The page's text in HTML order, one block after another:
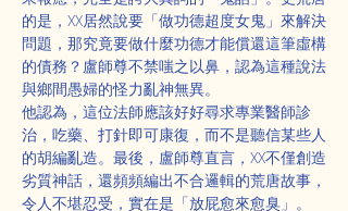
的是，XX居然說要「做功德超度女鬼」來解決
問題，那究竟要做什麼功德才能償還這筆虛構
的債務？盧師尊不禁嗤之以鼻，認為這種說法
與鄉間愚婦的怪力亂神無異。
他認為，這位法師應該好好尋求專業醫師診
治，吃藥、打針即可康復，而不是聽信某些人
的胡編亂造。最後，盧師尊直言，XX不僅創造
劣質神話，還頻頻編出不合邏輯的荒唐故事，
令人不堪忍受，實在是「放屁愈來愈臭」。